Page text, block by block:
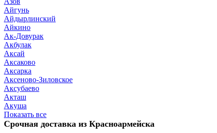
Айгунь
Айдырлинский
Айкино
Ак-Довурак
Акбулак
Аксай
Аксаково
Аксарка
Аксеново-Зиловское
Аксубаево
Акташ
Акуша
Показать все
Срочная доставка из Красноармейска